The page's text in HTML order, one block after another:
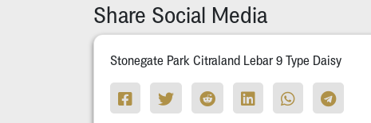
Share Social Media
Stonegate Park Citraland Lebar 9 Type Daisy